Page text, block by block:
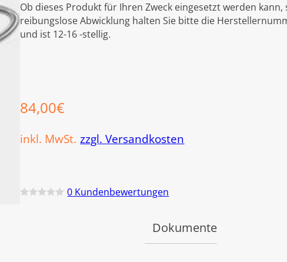
Ob dieses Produkt für Ihren Zweck eingesetzt werden
reibungslose Abwicklung halten Sie bitte die
und ist 12-16 -stellig.
84,00€
inkl. MwSt. zzgl. Versandkosten
0 Kundenbewertungen
Dokumente